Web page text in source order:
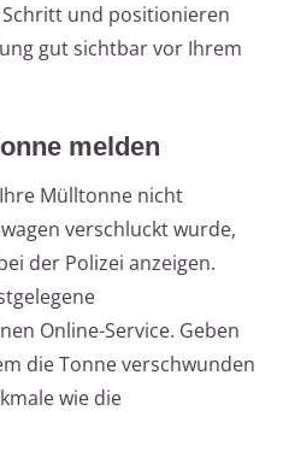
und positionieren
gut sichtbar vor Ihrem
melden
Mülltonne nicht
verschluckt wurde,
der Polizei anzeigen.
Online-Service. Geben
die Tonne verschwunden
wie die